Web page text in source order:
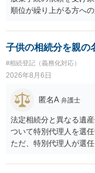
順位が繰り上がる方へ
できない、という意味
子供の相続分を親の
#相続登記（義務化対応）
2026年8月6日
匿名A 弁護士
法定相続分と異なる遺
ついて特別代理人を選
ただ、特別代理人が選
の権利も守られなけれ